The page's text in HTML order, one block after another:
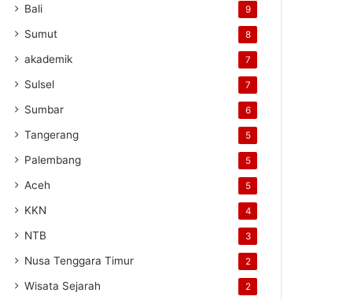
Bali 9
Sumut 8
akademik 7
Sulsel 7
Sumbar 6
Tangerang 5
Palembang 5
Aceh 5
KKN 4
NTB 3
Nusa Tenggara Timur 2
Wisata Sejarah 2